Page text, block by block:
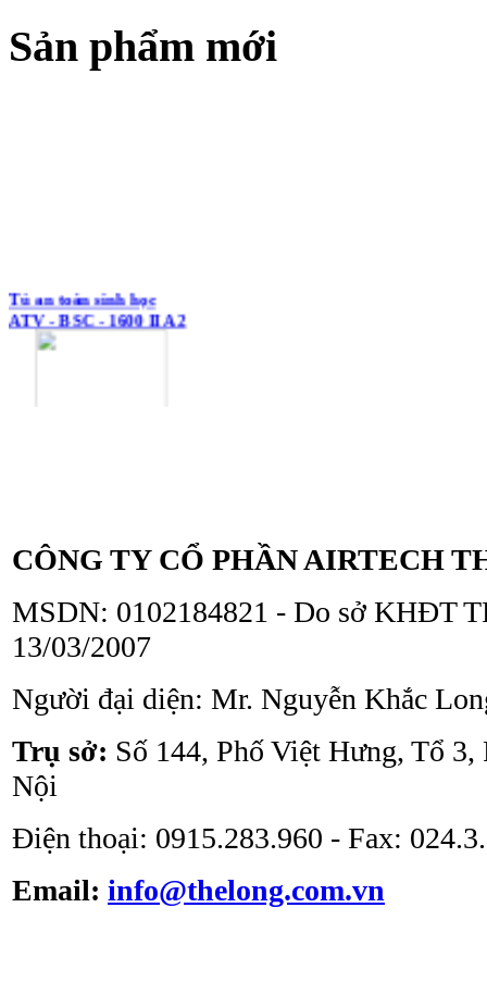
Sản phẩm mới
ATV - BSC - 1600 II A2
Tủ an toàn sinh học
ATV - BSC - 1000 II A2
Tủ cấy vô trùng ATV -
CÔNG TY CỔ PHẦN AIRTECH
MSDN: 0102184821 - Do sở KHĐT
13/03/2007
Người đại diện: Mr. Nguyễn Khắc
Trụ sở: Số 144, Phố Việt Hưng, Tổ
Nội
Điện thoại: 0915.283.960 - Fax:
Email: info@thelong.com.vn